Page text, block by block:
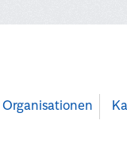
Organisationen